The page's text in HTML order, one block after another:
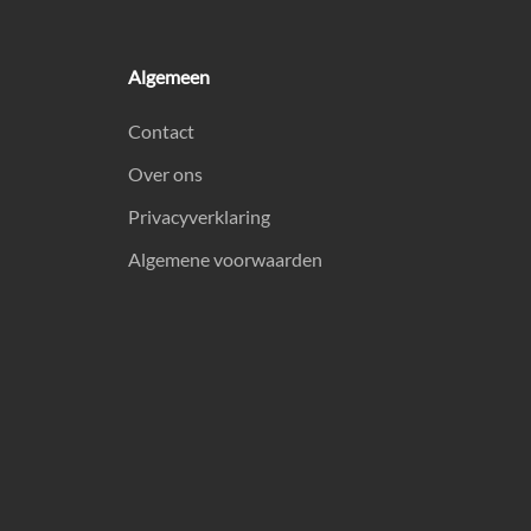
Algemeen
Contact
Over ons
Privacyverklaring
Algemene voorwaarden